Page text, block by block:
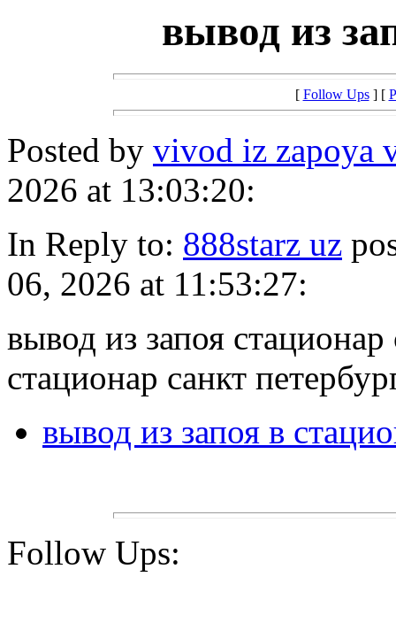
вывод из
[ Follow Ups] [
Posted by vivod iz zapoya
2026 at 13:03:20:
In Reply to: 888starz uz
06, 2026 at 11:53:27:
вывод из запоя
стационар санкт
вывод из запоя в
Follow Ups: